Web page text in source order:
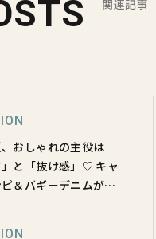
関連記事
おしゃれの主役は
」と「抜け感」♡ キャ
＆バギーデニムがあ